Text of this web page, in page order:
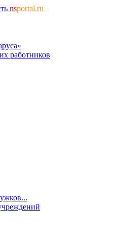
nsportal.ru
работников